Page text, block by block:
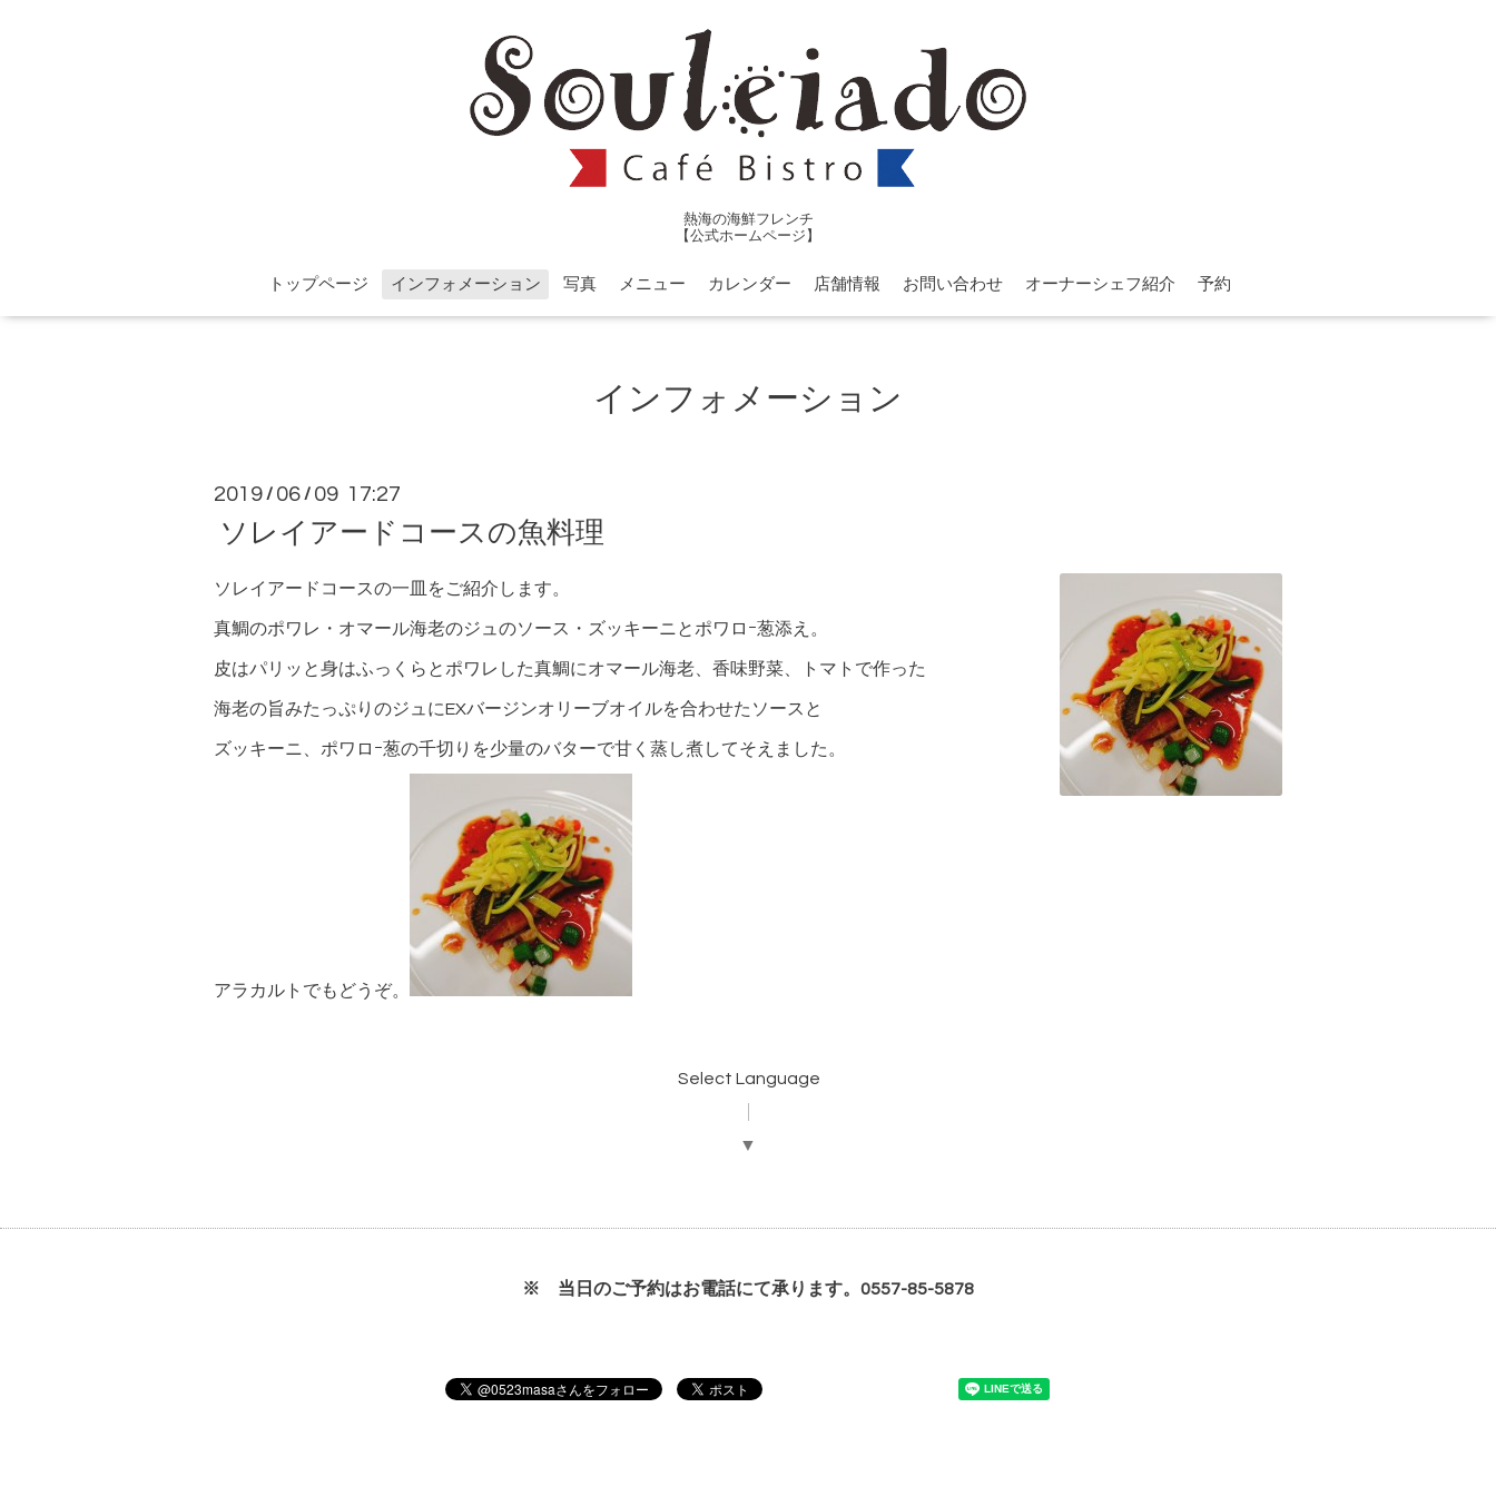
熱海の海鮮フレンチ
【公式ホームページ】
トップページ インフォメーション 写真 メニュー カレンダー 店舗情報 お問い合わせ オーナーシェフ紹介 予約
インフォメーション
2019 / 06 / 09 17:27
ソレイアードコースの魚料理
ソレイアードコースの一皿をご紹介します。
真鯛のポワレ・オマール海老のジュのソース・ズッキーニとポワロｰ葱添え。
皮はパリッと身はふっくらとポワレした真鯛にオマール海老、香味野菜、トマトで作った
海老の旨みたっぷりのジュにEXバージンオリーブオイルを合わせたソースと
ズッキーニ、ポワロｰ葱の千切りを少量のバターで甘く蒸し煮してそえました。
アラカルトでもどうぞ。
Select Language
▼
※ 当日のご予約はお電話にて承ります。0557-85-5878